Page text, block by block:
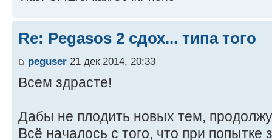
Re: Pegasos 2 сдох... типа того
peguser 21 дек 2014, 20:33
Всем здрасте!
Дабы не плодить новых тем, продолжу
Всё началось с того, что при